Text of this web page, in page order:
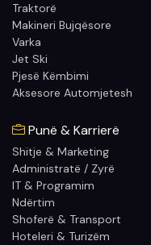
Traktorë
Makineri Bujqësore
Varka
Jet Ski
Pjesë Këmbimi
Aksesore Automjetesh
Punë & Karrierë
Shitje & Marketing
Administratë / Zyrë
IT & Programim
Ndërtim
Shoferë & Transport
Hoteleri & Turizëm